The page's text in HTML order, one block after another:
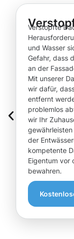
Verstopfte
und Wasser
Gefahr, dass
an der
Mit unserer
wir dafür,
entfernt
problemlos
wir Ihr
der
kompetente
Eigentum vor
bewahren.